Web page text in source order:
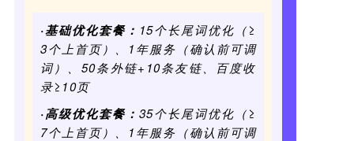
·基础优化套餐： 15个长尾词优化（≥
3个上首页）、1年服务（确认前可调
词）、50条外链+10条友链、百度收
录≥10页
·高级优化套餐： 35个长尾词优化（≥
7个上首页）、1年服务（确认前可调